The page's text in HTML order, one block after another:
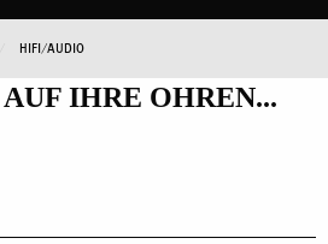
HIFI/AUDIO
IHRE OHREN...